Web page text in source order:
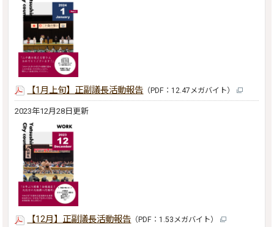
【1月上旬】正副議長活動報告 （PDF：12.47メガバイト）
2023年12月28日更新
【12月】正副議長活動報告 （PDF：1.53メガバイト）